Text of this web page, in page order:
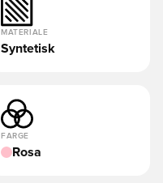
MATERIALE
Syntetisk
FARGE
Rosa